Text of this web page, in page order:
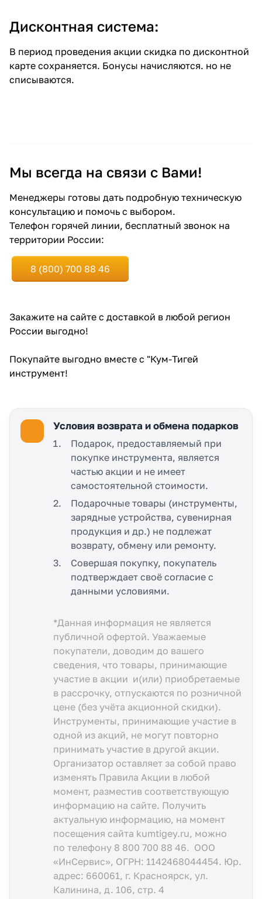
Дисконтная система:
В период проведения акции скидка по дисконтной
карте сохраняется. Бонусы начисляются. но не
списываются.
Мы всегда на связи с Вами!
Менеджеры готовы дать подробную техническую
консультацию и помочь с выбором.
Телефон горячей линии, бесплатный звонок на
территории России:
8 (800) 700 88 46
Закажите на сайте с доставкой в любой регион
России выгодно!
Покупайте выгодно вместе с "Кум-Тигей
инструмент!
Условия возврата и обмена подарков
Подарок, предоставляемый при
покупке инструмента, является
частью акции и не имеет
самостоятельной стоимости.
Подарочные товары (инструменты,
зарядные устройства, сувенирная
продукция и др.) не подлежат
возврату, обмену или ремонту.
Совершая покупку, покупатель
подтверждает своё согласие с
данными условиями.
*Данная информация не является
публичной офертой. Уважаемые
покупатели, доводим до вашего
сведения, что товары, принимающие
участие в акции и(или) приобретаемые
в рассрочку, отпускаются по розничной
цене (без учёта акционной скидки).
Инструменты, принимающие участие в
одной из акций, не могут повторно
принимать участие в другой акции.
Организатор оставляет за собой право
изменять Правила Акции в любой
момент, разместив соответствующую
информацию на сайте. Получить
актуальную информацию, на момент
посещения сайта kumtigey.ru, можно
по телефону 8 800 700 88 46. ООО
«ИнСервис», ОГРН: 1142468044454. Юр.
адрес: 660061, г. Красноярск, ул.
Калинина, д. 106, стр. 4